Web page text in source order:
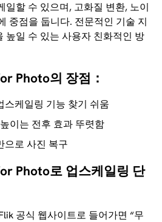
일할 수 있으며, 고화질 변환, 노이
중점을 둡니다. 전문적인 기술 지
높일 수 있는 사용자 친화적인 방
Photo의 장점：
스케일링 기능 찾기 쉬움
이는 전후 효과 뚜렷함
으로 사진 복구
Photo로 업스케일링 단
공식 웹사이트로 들어가면 “무